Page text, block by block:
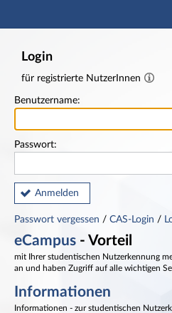
Login
für registrierte NutzerInnen
Benutzername:
Passwort:
Anmelden
Passwort vergessen / CAS-Login /
eCampus - Vorteil
mit Ihrer studentischen Nutzerkennung
an und haben Zugriff auf alle wichtigen
Informationen
Informationen - zur studentischen